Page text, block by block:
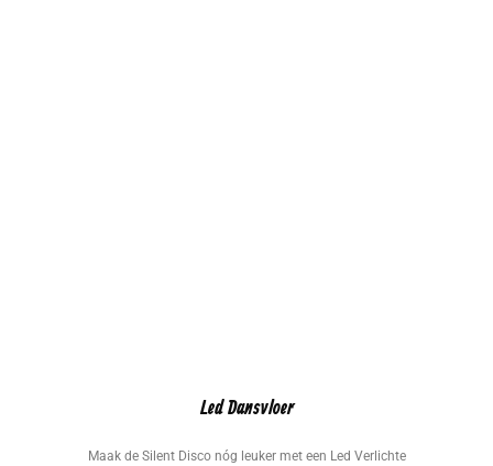
Led Dansvloer
Maak de Silent Disco nóg leuker met een Led Verlichte